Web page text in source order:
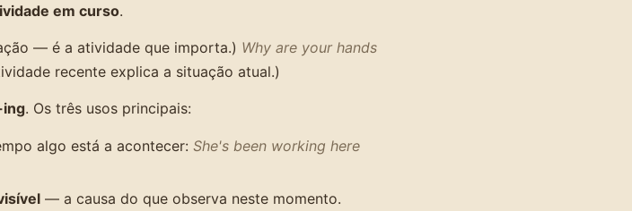
em curso.
— é a atividade que importa.) Why are your hands
recente explica a situação atual.)
ing. Os três usos principais:
algo está a acontecer: She's been working here
— a causa do que observa neste momento.